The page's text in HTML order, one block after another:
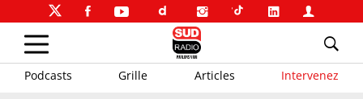
Podcasts Grille Articles Intervenez